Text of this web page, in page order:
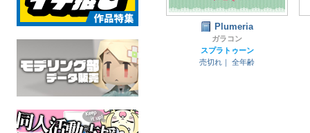
Plumeria
ガラコン
スプラトゥーン
売切れ｜
全年齢